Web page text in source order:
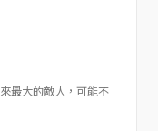
最大的敵人，可能不